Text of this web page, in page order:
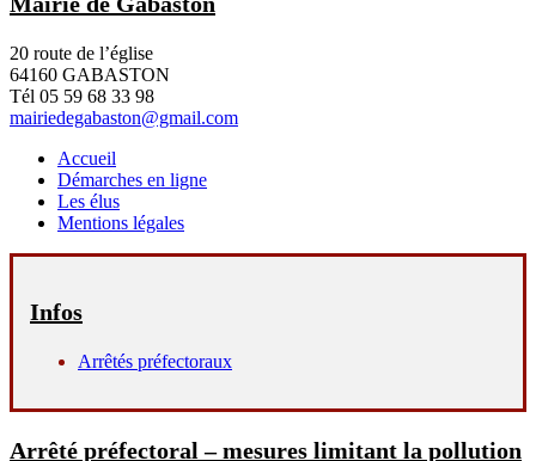
20 route de l’église
64160 GABASTON
Tél 05 59 68 33 98
mairiedegabaston@gmail.com
Accueil
Démarches en ligne
Les élus
Mentions légales
Infos
Arrêtés préfectoraux
Arrêté préfectoral – mesures limitant la pollution